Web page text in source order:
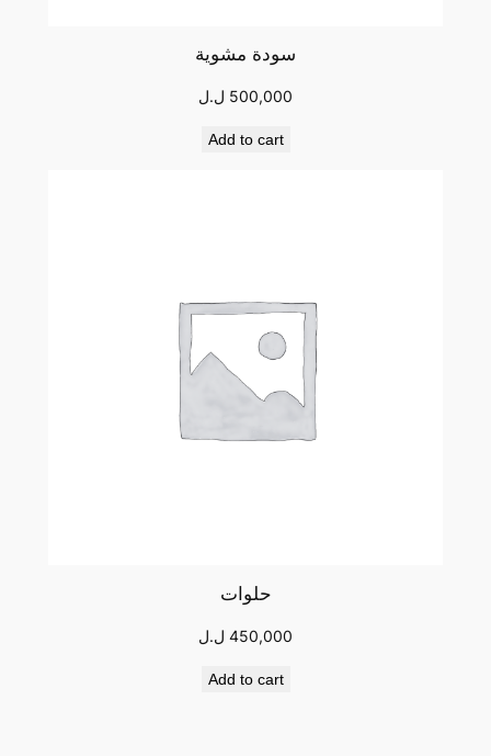
سودة مشوية
500,000 ل.ل
Add to cart
حلوات
450,000 ل.ل
Add to cart